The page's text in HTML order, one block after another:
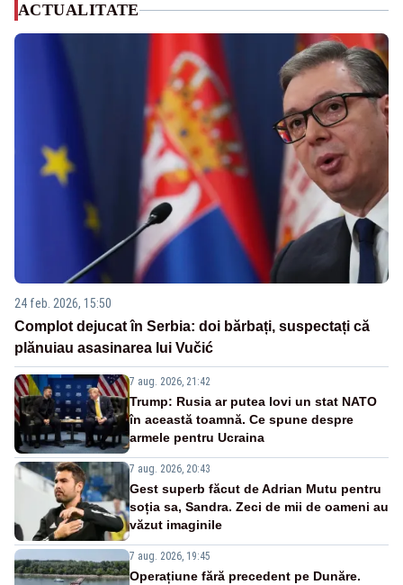
ACTUALITATE
24 feb. 2026, 15:50
Complot dejucat în Serbia: doi bărbați, suspectați că
plănuiau asasinarea lui Vučić
7 aug. 2026, 21:42
Trump: Rusia ar putea lovi un stat NATO
în această toamnă. Ce spune despre
armele pentru Ucraina
7 aug. 2026, 20:43
Gest superb făcut de Adrian Mutu pentru
soția sa, Sandra. Zeci de mii de oameni au
văzut imaginile
7 aug. 2026, 19:45
Operațiune fără precedent pe Dunăre.